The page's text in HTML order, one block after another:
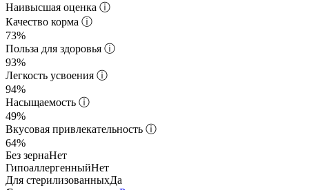
Наивысшая оценка ⓘ
Качество корма ⓘ
73%
Польза для здоровья ⓘ
93%
Легкость усвоения ⓘ
94%
Насыщаемость ⓘ
49%
Вкусовая привлекательность ⓘ
64%
Без зернаНет
ГипоаллергенныйНет
Для стерилизованныхДа